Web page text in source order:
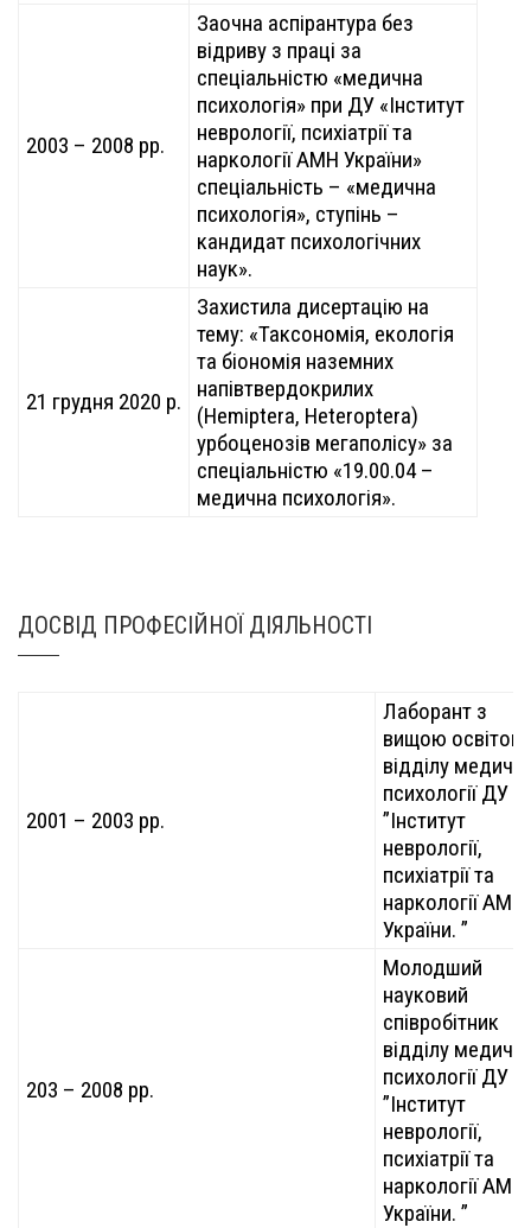
2003 – 2008 рр.
Заочна аспірантура без
відриву з праці за
спеціальністю «медична
психологія» при ДУ «Інститут
неврології, психіатрії та
наркології АМН України»
спеціальність – «медична
психологія», ступінь –
кандидат психологічних
наук».
21 грудня 2020 р.
Захистила дисертацію на
тему: «Таксономія, екологія
та біономія наземних
напівтвердокрилих
(Hemiptera, Heteroptera)
урбоценозів мегаполісу» за
спеціальністю «19.00.04 –
медична психологія».
ДОСВІД ПРОФЕСІЙНОЇ ДІЯЛЬНОСТІ
2001 – 2003 рр.
Лаборант з
вищою освітою
відділу
психології ДУ
”Інститут
неврології,
психіатрії та
наркології АМН
України. ”
203 – 2008 рр.
Молодший
науковий
співробітник
відділу
психології ДУ
”Інститут
неврології,
психіатрії та
наркології АМН
України. ”